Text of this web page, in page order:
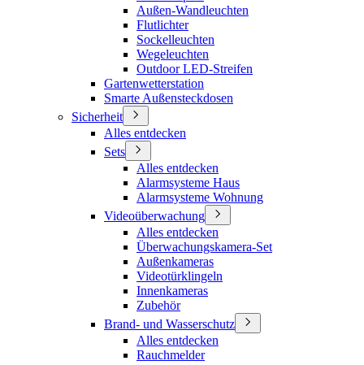
Außen-Wandleuchten
Flutlichter
Sockelleuchten
Wegeleuchten
Outdoor LED-Streifen
Gartenwetterstation
Smarte Außensteckdosen
Sicherheit
Alles entdecken
Sets
Alles entdecken
Alarmsysteme Haus
Alarmsysteme Wohnung
Videoüberwachung
Alles entdecken
Überwachungskamera-Set
Außenkameras
Videotürklingeln
Innenkameras
Zubehör
Brand- und Wasserschutz
Alles entdecken
Rauchmelder